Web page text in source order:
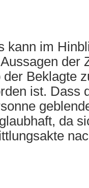
kann im
Beklagte
ist. Dass
da